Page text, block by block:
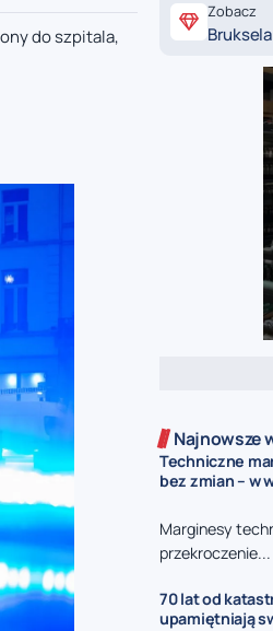
do szpitala,
Zobacz
Bruksela
Najnowsze
Techniczne
bez zmian – w
Marginesy
przekroczenie...
70 lat od
upamiętniają